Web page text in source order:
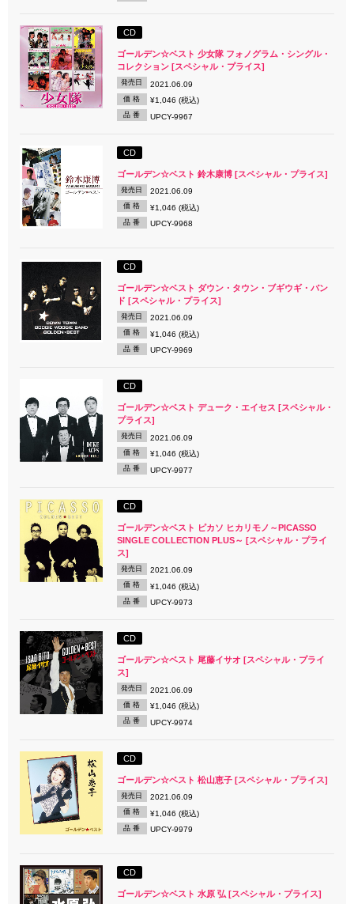
CD
ゴールデン☆ベスト 少女隊 フォノグラム・シングル・
コレクション [スペシャル・プライス]
発売日 2021.06.09
価 格 ¥1,046 (税込)
品 番 UPCY-9967
CD
ゴールデン☆ベスト 鈴木康博 [スペシャル・プライス]
発売日 2021.06.09
価 格 ¥1,046 (税込)
品 番 UPCY-9968
CD
ゴールデン☆ベスト ダウン・タウン・ブギウギ・バン
ド [スペシャル・プライス]
発売日 2021.06.09
価 格 ¥1,046 (税込)
品 番 UPCY-9969
CD
ゴールデン☆ベスト デューク・エイセス [スペシャル・
プライス]
発売日 2021.06.09
価 格 ¥1,046 (税込)
品 番 UPCY-9977
CD
ゴールデン☆ベスト ピカソ ヒカリモノ～PICASSO
SINGLE COLLECTION PLUS～ [スペシャル・プライ
ス]
発売日 2021.06.09
価 格 ¥1,046 (税込)
品 番 UPCY-9973
CD
ゴールデン☆ベスト 尾藤イサオ [スペシャル・プライ
ス]
発売日 2021.06.09
価 格 ¥1,046 (税込)
品 番 UPCY-9974
CD
ゴールデン☆ベスト 松山恵子 [スペシャル・プライス]
発売日 2021.06.09
価 格 ¥1,046 (税込)
品 番 UPCY-9979
CD
ゴールデン☆ベスト 水原 弘 [スペシャル・プライス]